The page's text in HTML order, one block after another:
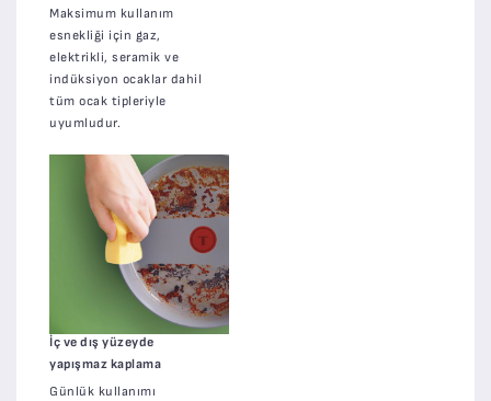
Maksimum kullanım
esnekliği için gaz,
elektrikli, seramik ve
indüksiyon ocaklar dahil
tüm ocak tipleriyle
uyumludur.
İç ve dış yüzeyde
yapışmaz kaplama
Günlük kullanımı